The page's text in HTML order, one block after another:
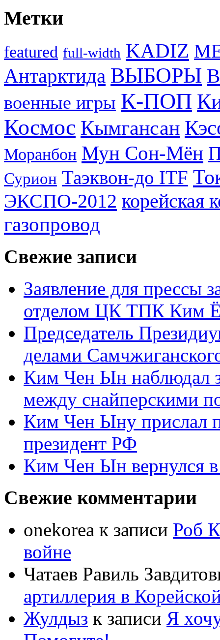
Метки
featured full-width KADIZ
Антарктида ВЫБОРЫ
военные игры К-ПОП
Космос Кымгансан
Моранбон Мун Сон-Мён
Сурион Таэквон-до ITF
ЭКСПО-2012 корейская
газопровод
Свежие записи
Заявление для прессы
отделом ЦК ТПК Ким
Председатель
делами
Ким Чен Ын наблюдал
между снайперскими
Ким Чен Ыну прислал
президент РФ
Ким Чен Ын вернулся
Свежие комментарии
onekorea к записи Роб
войне
Чатаев Равиль
артиллерия в
Жулдыз к записи Я